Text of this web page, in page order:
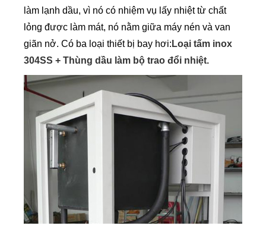
làm lạnh dầu, vì nó có nhiệm vụ lấy nhiệt từ chất
lỏng được làm mát, nó nằm giữa máy nén và van
giãn nở. Có ba loại thiết bị bay hơi: Loại tấm inox
304SS + Thùng dầu làm bộ trao đổi nhiệt.